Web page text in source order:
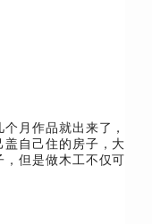
月作品就出来了，
盖自己住的房子，大
但是做木工不仅可